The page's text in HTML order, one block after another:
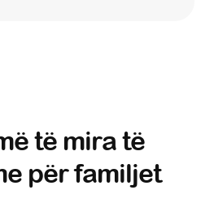
të mira të
për familjet